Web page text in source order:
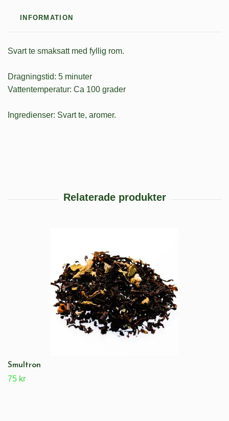
INFORMATION
Svart te smaksatt med fyllig rom.
Dragningstid: 5 minuter
Vattentemperatur: Ca 100 grader
Ingredienser: Svart te, aromer.
Smultron
75 kr